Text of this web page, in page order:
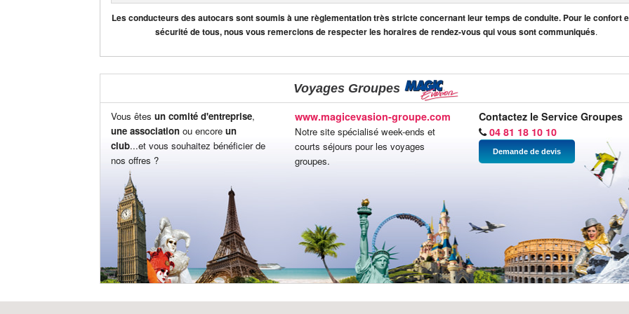
Les conducteurs des autocars sont soumis à une règlementation très stricte concernant leur temps de conduite. Pour le confort
sécurité de tous, nous vous remercions de respecter les horaires de rendez-vous qui vous sont communiqués.
Voyages Groupes
Vous êtes un comité d'entreprise,
une association ou encore un
club...et vous souhaitez bénéficier de
nos offres ?
www.magicevasion-groupe.com
Notre site spécialisé week-ends et
courts séjours pour les voyages
groupes.
Contactez le Service Groupes
04 81 18 10 10
Demande de devis